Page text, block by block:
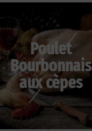
Poulet
Bourbonnais
aux cèpes